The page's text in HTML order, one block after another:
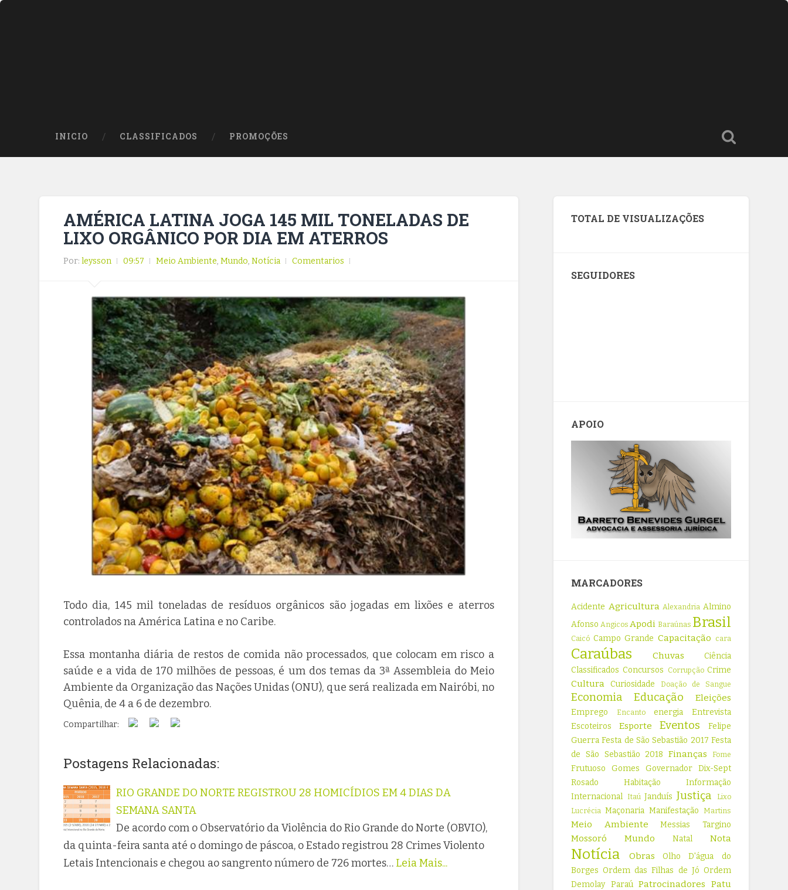
INICIO CLASSIFICADOS PROMOÇÕES
AMÉRICA LATINA JOGA 145 MIL TONELADAS DE
LIXO ORGÂNICO POR DIA EM ATERROS
Por:leysson 09:57 Meio Ambiente,Mundo,Notícia Comentarios
Todo dia, 145 mil toneladas de resíduos orgânicos são jogadas em lixões e aterros
controlados na América Latina e no Caribe.
Essa montanha diária de restos de comida não processados, que colocam em risco a
saúde e a vida de 170 milhões de pessoas, é um dos temas da 3ª Assembleia do Meio
Ambiente da Organização das Nações Unidas (ONU), que será realizada em Nairóbi, no
Quênia, de 4 a 6 de dezembro.
Compartilhar:
Postagens Relacionadas:
RIO GRANDE DO NORTE REGISTROU 28 HOMICÍDIOS EM 4 DIAS DA
SEMANA SANTA
De acordo com o Observatório da Violência do Rio Grande do Norte (OBVIO),
da quinta-feira santa até o domingo de páscoa, o Estado registrou 28 Crimes Violento
Letais Intencionais e chegou ao sangrento número de 726 mortes… Leia Mais...
TOTAL DE VISUALIZAÇÕES
SEGUIDORES
APOIO
MARCADORES
Acidente Agricultura Alexandria Almino
Afonso Angicos Apodi Baraúnas Brasil
Caicó Campo Grande Capacitação cara
Caraúbas Chuvas
Ciência
Classificados Concursos Corrupção Crime
Cultura Curiosidade Doação de Sangue
Economia Educação Eleições
Emprego Encanto energia
Entrevista
Escoteiros
Esporte Eventos
Felipe
Guerra Festa de São Sebastião 2017 Festa
de São Sebastião 2018 Finanças Fome
Frutuoso Gomes
Governador Dix-Sept
Rosado
Habitação
Informação
Internacional
Itaú Janduís Justiça
Lixo
Lucrécia Maçonaria Manifestação Martins
Meio Ambiente Messias Targino
Mossoró Mundo Natal Nota
Notícia Obras
Olho D'água do
Borges Ordem das Filhas de Jó Ordem
Demolay Paraú Patrocinadores Patu